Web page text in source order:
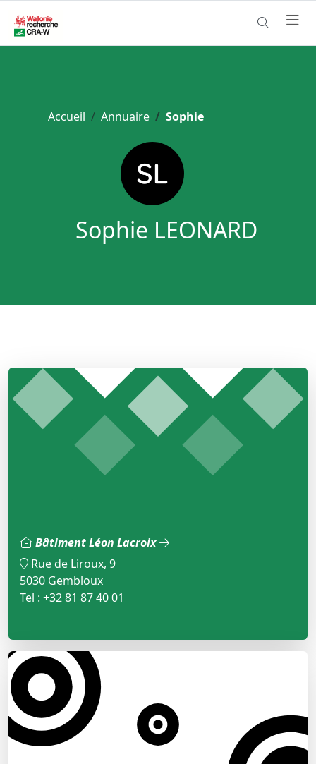
Accueil Annuaire Sophie
Sophie LEONARD
Bâtiment Léon Lacroix
Rue de Liroux, 9
5030 Gembloux
Tel : +32 81 87 40 01